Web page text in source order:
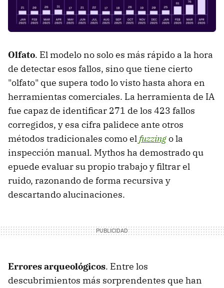
Olfato. El modelo no solo es más rápido a la hora
de detectar esos fallos, sino que tiene cierto
"olfato" que supera todo lo visto hasta ahora en
herramientas comerciales. La herramienta de IA
fue capaz de identificar 271 de los 423 fallos
corregidos, y esa cifra palidece ante otros
métodos tradicionales como elfuzzingo la
inspección manual. Mythos ha demostrado qu
epuede evaluar su propio trabajo y filtrar el
ruido, razonando de forma recursiva y
descartando alucinaciones.
Errores arqueológicos. Entre los
descubrimientos más sorprendentes que han